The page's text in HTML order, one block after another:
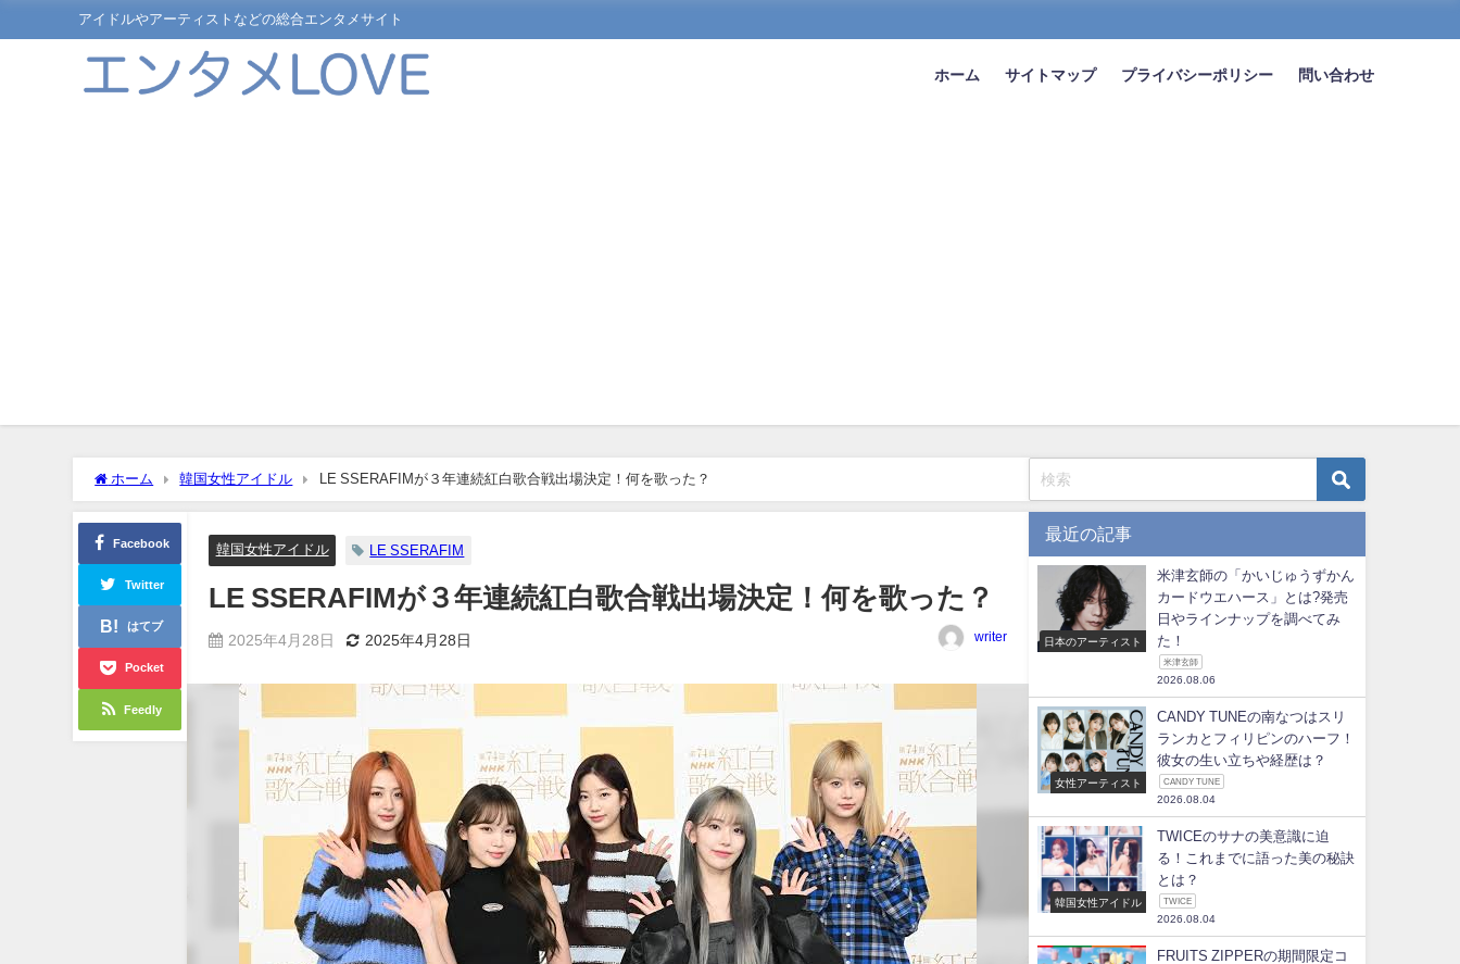
アイドルやアーティストなどの総合エンタメサイト
ホーム サイトマップ プライバシーポリシー 問い合わせ
ホーム 韓国女性アイドル LE SSERAFIMが３年連続紅白歌合戦出場決定！何を歌った？
Facebook
Twitter
はてブ
Pocket
Feedly
韓国女性アイドル LE SSERAFIM
LE SSERAFIMが３年連続紅白歌合戦出場決定！何を歌った？
2025年4月28日 2025年4月28日 writer
最近の記事
日本のアーティスト
米津玄師の「かいじゅうずかん
カードウエハース」とは?発売
日やラインナップを調べてみ
た！
米津玄師
2026.08.06
女性アーティスト
CANDY TUNEの南なつはスリ
ランカとフィリピンのハーフ！
彼女の生い立ちや経歴は？
CANDY TUNE
2026.08.04
韓国女性アイドル
TWICEのサナの美意識に迫
る！これまでに語った美の秘訣
とは？
TWICE
2026.08.04
FRUITS ZIPPERの期間限定コ